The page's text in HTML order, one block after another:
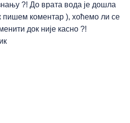
?! До врата вода је дошла
пишем коментар ), хоћемо ли се
док није касно ?!